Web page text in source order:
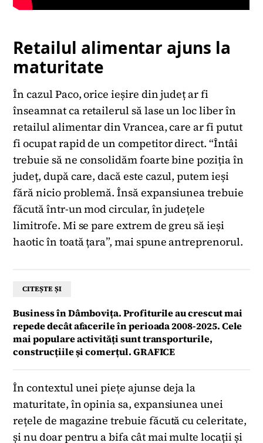
Retailul alimentar ajuns la
maturitate
În cazul Paco, orice ieșire din județ ar fi
înseamnat ca retailerul să lase un loc liber în
retailul alimentar din Vrancea, care ar fi putut
fi ocupat rapid de un competitor direct. “Întâi
trebuie să ne consolidăm foarte bine poziția în
județ, după care, dacă este cazul, putem ieși
fără nicio problemă. Însă expansiunea trebuie
făcută într-un mod circular, în județele
limitrofe. Mi se pare extrem de greu să ieși
haotic în toată țara”, mai spune antreprenorul.
CITEȘTE ȘI
Business în Dâmbovița. Profiturile au crescut mai
repede decât afacerile în perioada 2008-2025. Cele
mai populare activități sunt transporturile,
construcțiile și comerțul. GRAFICE
În contextul unei piețe ajunse deja la
maturitate, în opinia sa, expansiunea unei
rețele de magazine trebuie făcută cu celeritate,
și nu doar pentru a bifa cât mai multe locații și